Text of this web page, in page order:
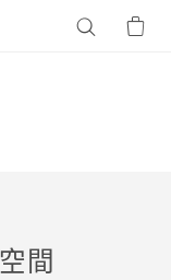
間